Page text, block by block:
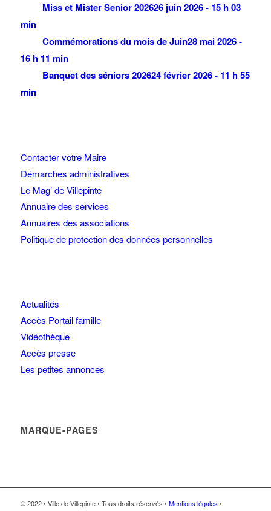
Miss et Mister Senior 202626 juin 2026 - 15 h 03
min
Commémorations du mois de Juin28 mai 2026 -
16 h 11 min
Banquet des séniors 202624 février 2026 - 11 h 55
min
Contacter votre Maire
Démarches administratives
Le Mag’ de Villepinte
Annuaire des services
Annuaires des associations
Politique de protection des données personnelles
Actualités
Accès Portail famille
Vidéothèque
Accès presse
Les petites annonces
MARQUE-PAGES
© 2022 • Ville de Villepinte • Tous droits réservés •Mentions légales •